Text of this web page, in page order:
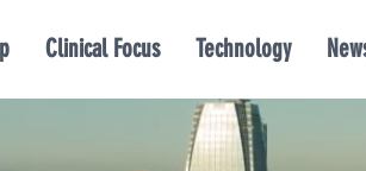
Clinical Focus Technology